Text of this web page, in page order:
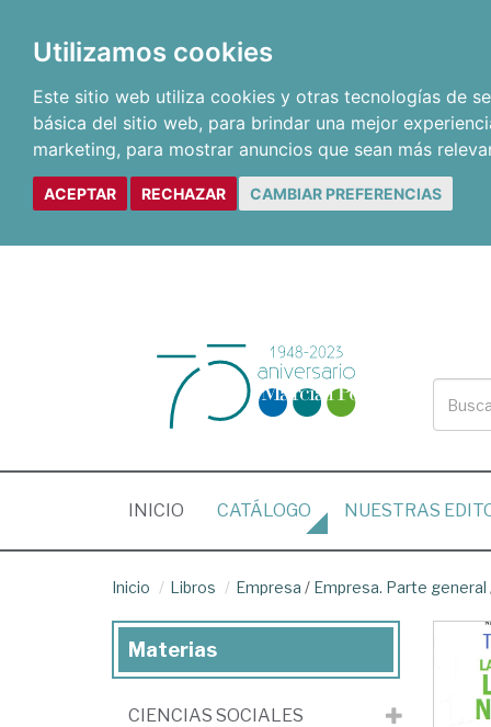
Utilizamos cookies
Este sitio web utiliza cookies y otras tecnologías de
básica del sitio web, para brindar una mejor
marketing, para mostrar anuncios que sean más
ACEPTAR RECHAZAR CAMBIAR PREFERENCIAS
INICIO (CURRENT)
CATÁLOGO NUESTRAS
Inicio Libros Empresa / Empresa. Parte general
Materias
CIENCIAS SOCIALES